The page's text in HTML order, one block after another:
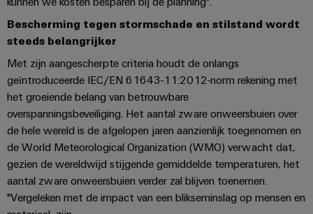
machine-
en
fabrieksautomatisering
Olie
&
gas
Zorgen
voor
bedrijfsvoering
met
geïntegreerde
oplossingen
voor
analyse
Industriële
automatisering
Industrieel
IoT
Industriële
beveiliging
Industrieel
serviceplatform
overspanningsbeveiliging
PV-
generatoraansluitkasten
Veldbusverdelers
Automatisering
en
software
Besturingen
Retouren
en
reparaties
Digitale
bestelopties
eShop
OCI-
interface
Zoek
uw
IIoT
en
Automation
Solution
Partner
Evenementen
en
Bescherming tegen stormschade en stilstand wordt
steeds belangrijker
Met zijn aangescherpte criteria houdt de onlangs
geïntroduceerde IEC/EN 61643-11:2012-norm rekening met
het groeiende belang van betrouwbare
overspanningsbeveiliging. Het aantal zware onweersbuien over
de hele wereld is de afgelopen jaren aanzienlijk toegenomen en
de World Meteorological Organization (WMO) verwacht dat,
gezien de wereldwijd stijgende gemiddelde temperaturen, het
aantal zware onweersbuien verder zal blijven toenemen.
"Vergeleken met de impact van een blikseminslag op mensen en